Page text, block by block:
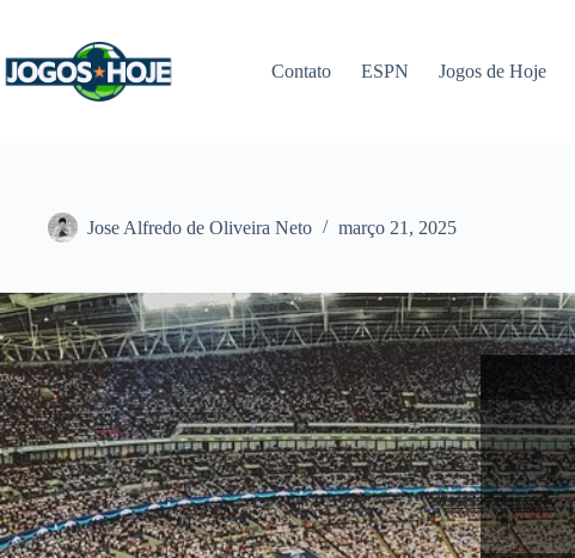
conteúdo
Contato ESPN Jogos de Hoje
Jose Alfredo de Oliveira Neto março 21, 2025